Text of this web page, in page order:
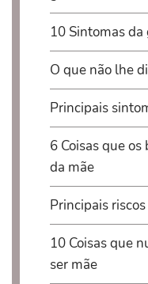
10 Sintomas
O que não lhe
Principais
6 Coisas que
da mãe
Principais
10 Coisas que
ser mãe